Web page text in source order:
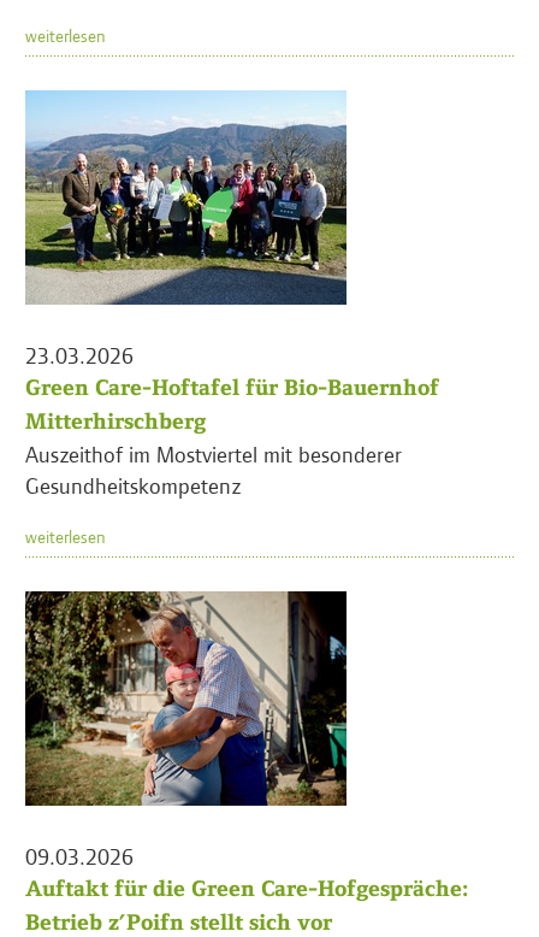
weiterlesen
23.03.2026
Green Care-Hoftafel für Bio-Bauernhof
Mitterhirschberg
Auszeithof im Mostviertel mit besonderer
Gesundheitskompetenz
weiterlesen
09.03.2026
Auftakt für die Green Care-Hofgespräche:
Betrieb z’Poifn stellt sich vor